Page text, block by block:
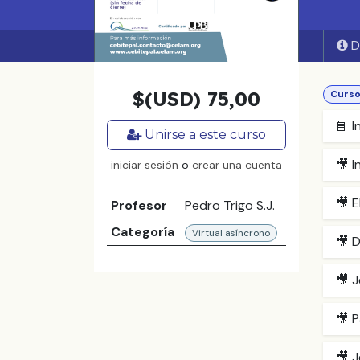
$(USD) 75,00
Unirse a este curso
iniciar sesión o crear una cuenta
Profesor
Pedro Trigo S.J.
Categoría
Virtual asíncrono
Curso
📘
🎥
🎥
🎥
🎥
🎥